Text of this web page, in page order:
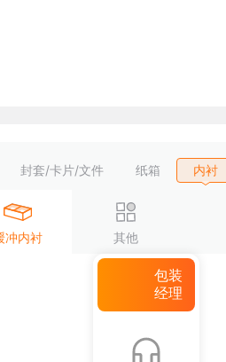
封套/卡片/文件 纸箱 内衬
冲内衬 其他
包装
经理